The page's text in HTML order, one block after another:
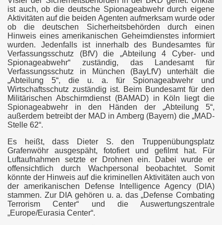
ist auch, ob die deutsche Spionageabwehr durch eigene
Aktivitäten auf die beiden Agenten aufmerksam wurde oder
ob die deutschen Sicherheitsbehörden durch einen
Hinweis eines amerikanischen Geheimdienstes informiert
wurden. Jedenfalls ist innerhalb des Bundesamtes für
Verfassungsschutz (BfV) die „Abteilung 4 Cyber- und
Spionageabwehr“ zuständig, das Landesamt für
Verfassungsschutz in München (BayLfV) unterhält die
„Abteilung 5“, die u. a. für Spionageabwehr und
Wirtschaftsschutz zuständig ist. Beim Bundesamt für den
Militärischen Abschirmdienst (BAMAD) in Köln liegt die
Spionageabwehr in den Händen der „Abteilung 5“,
außerdem betreibt der MAD in Amberg (Bayern) die „MAD-
Stelle 62“.
Es heißt, dass Dieter S. den Truppenübungsplatz
Grafenwöhr ausgespäht, fotofiert und gefilmt hat. Für
Luftaufnahmen setzte er Drohnen ein. Dabei wurde er
offensichtlich durch Wachpersonal beobachtet. Somit
könnte der Hinweis auf die kriminellen Aktivitäten auch von
der amerikanischen Defense Intelligence Agency (DIA)
stammen. Zur DIA gehören u. a. das „Defense Combating
Terrorism Center“ und die Auswertungszentrale
„Europe/Eurasia Center“.
Anschläge